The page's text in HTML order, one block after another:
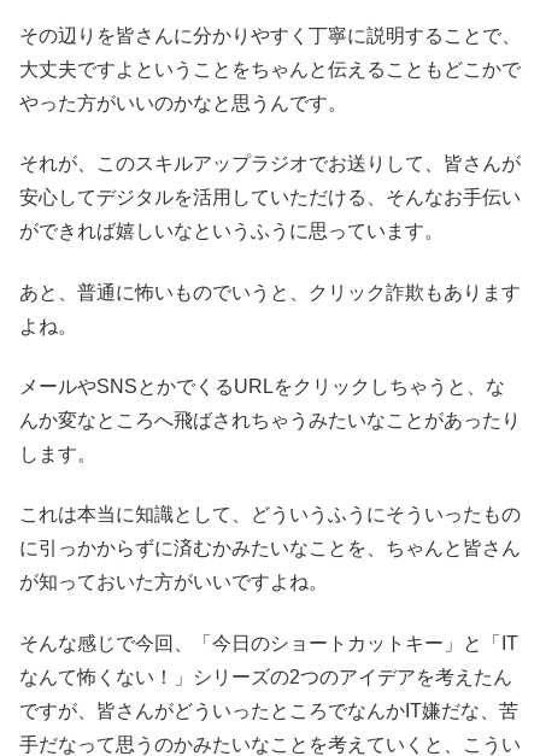
その辺りを皆さんに分かりやすく丁寧に説明することで、
大丈夫ですよということをちゃんと伝えることもどこかで
やった方がいいのかなと思うんです。
それが、このスキルアップラジオでお送りして、皆さんが
安心してデジタルを活用していただける、そんなお手伝い
ができれば嬉しいなというふうに思っています。
あと、普通に怖いものでいうと、クリック詐欺もあります
よね。
メールやSNSとかでくるURLをクリックしちゃうと、な
んか変なところへ飛ばされちゃうみたいなことがあったり
します。
これは本当に知識として、どういうふうにそういったもの
に引っかからずに済むかみたいなことを、ちゃんと皆さん
が知っておいた方がいいですよね。
そんな感じで今回、「今日のショートカットキー」と「IT
なんて怖くない！」シリーズの2つのアイデアを考えたん
ですが、皆さんがどういったところでなんかIT嫌だな、苦
手だなって思うのかみたいなことを考えていくと、こうい